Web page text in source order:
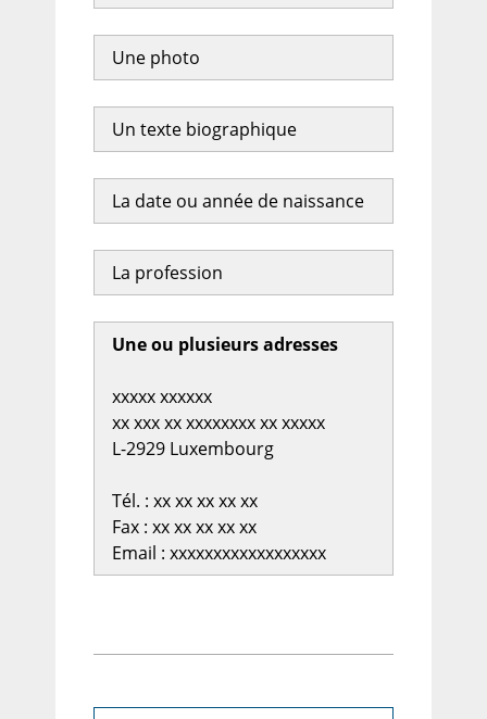
Une photo
Un texte biographique
La date ou année de naissance
La profession
Une ou plusieurs adresses
xxxxx xxxxxx
xx xxx xx xxxxxxxx xx xxxxx
L-2929 Luxembourg
Tél. : xx xx xx xx xx
Fax : xx xx xx xx xx
Email : xxxxxxxxxxxxxxxxxx